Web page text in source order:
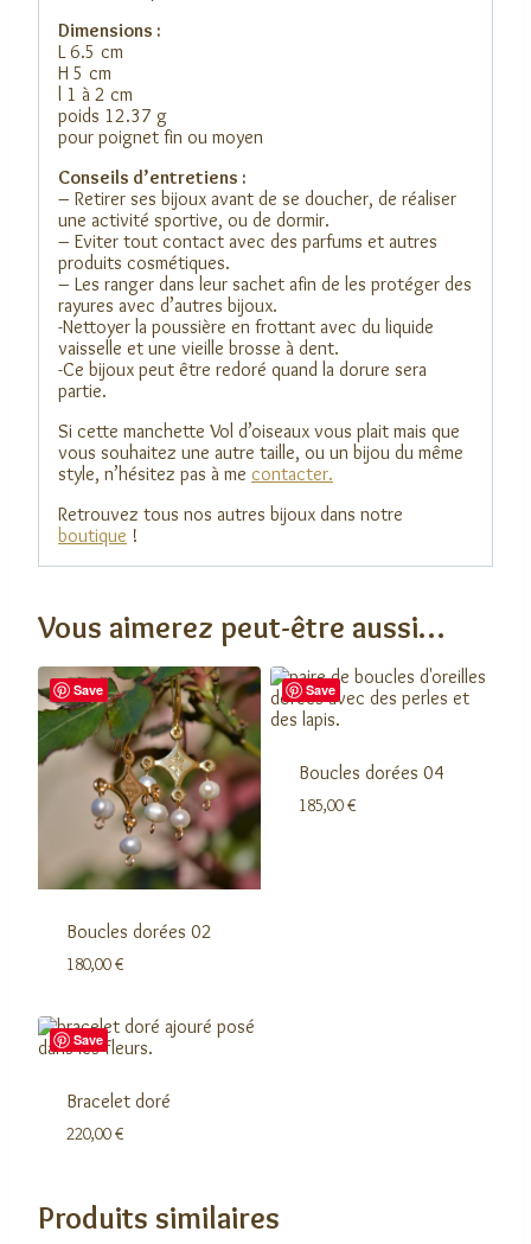
Dimensions :
L 6.5 cm
H 5 cm
l 1 à 2 cm
poids 12.37 g
pour poignet fin ou moyen
Conseils d’entretiens :
– Retirer ses bijoux avant de se doucher, de réaliser
une activité sportive, ou de dormir.
– Eviter tout contact avec des parfums et autres
produits cosmétiques.
– Les ranger dans leur sachet afin de les protéger des
rayures avec d’autres bijoux.
-Nettoyer la poussière en frottant avec du liquide
vaisselle et une vieille brosse à dent.
-Ce bijoux peut être redoré quand la dorure sera
partie.
Si cette manchette Vol d’oiseaux vous plait mais que
vous souhaitez une autre taille, ou un bijou du même
style, n’hésitez pas à me contacter.
Retrouvez tous nos autres bijoux dans notre
boutique !
Vous aimerez peut-être aussi…
Save
Boucles dorées 02
180,00€
Save
Boucles dorées 04
185,00€
Save
Bracelet doré
220,00€
Produits similaires